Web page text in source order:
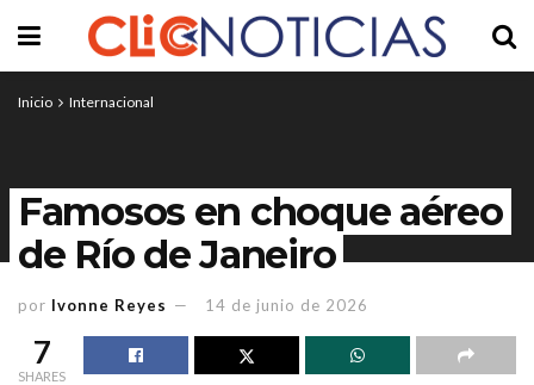
Inicio Internacional
Famosos en choque aéreo
de Río de Janeiro
por Ivonne Reyes 14 de junio de 2026
7
SHARES